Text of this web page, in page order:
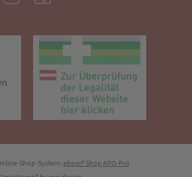
(öffnet in neuem Tab)
Shop-System: eboxx® Shop APO-Pro